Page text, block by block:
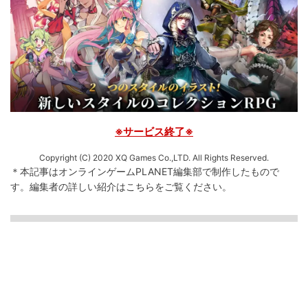
※サービス終了※
Copyright (C) 2020 XQ Games Co.,LTD. All Rights Reserved.
＊本記事はオンラインゲームPLANET編集部で制作したもので
す。 編集者の詳しい紹介はこちらをご覧ください。